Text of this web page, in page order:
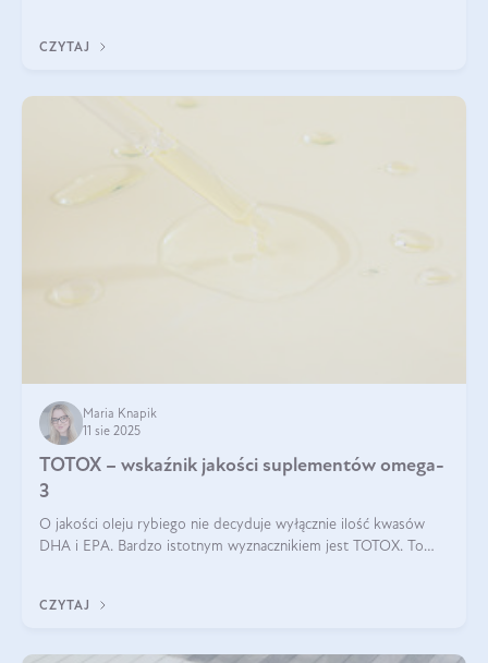
CZYTAJ
Maria Knapik
11 sie 2025
TOTOX – wskaźnik jakości suplementów omega-
3
O jakości oleju rybiego nie decyduje wyłącznie ilość kwasów
DHA i EPA. Bardzo istotnym wyznacznikiem jest TOTOX. To
CZYTAJ